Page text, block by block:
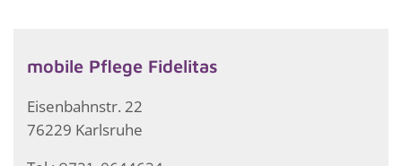
mobile Pflege Fidelitas
Eisenbahnstr. 22
76229 Karlsruhe